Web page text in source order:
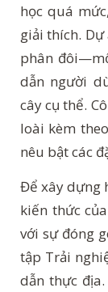
học quá
giải thích.
phân
dẫn người
cây cụ thể.
loài kèm
nêu bật các
Để xây dựng
kiến thức
với sự đóng
tập Trải
dẫn thực